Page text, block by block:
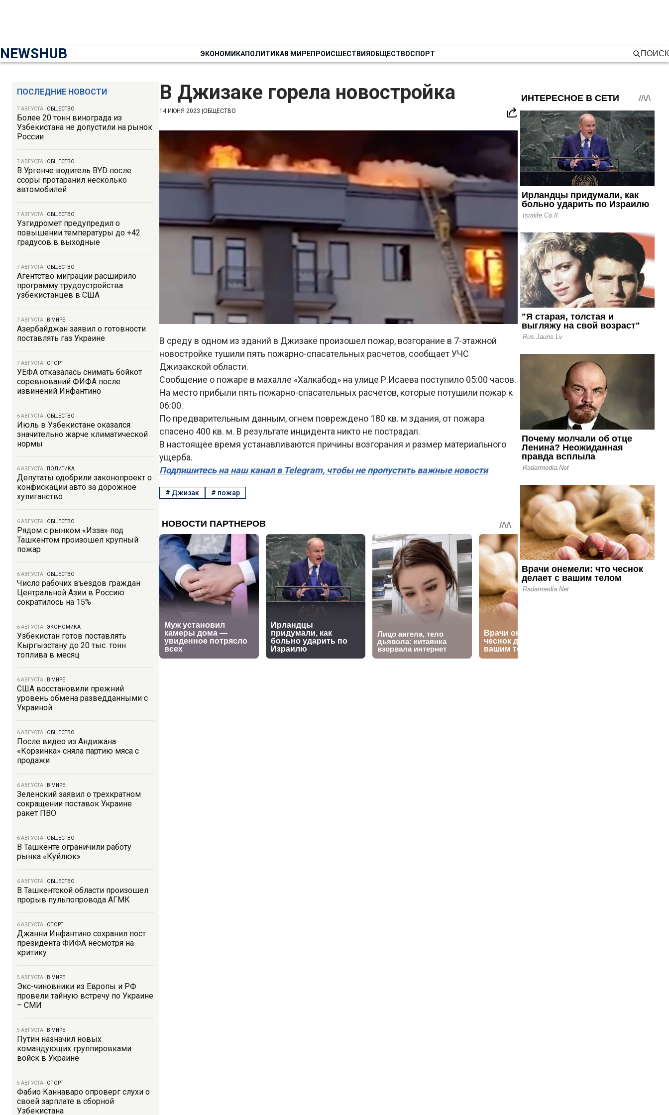
NEWSHUB ЭКОНОМИКАПОЛИТИКАВ МИРЕПРОИСШЕСТВИЯОБЩЕСТВОСПОРТ ПОИСК
ПОСЛЕДНИЕ НОВОСТИ
7 АВГУСТА ОБЩЕСТВО
Более 20 тонн винограда из
Узбекистана не допустили на рынок
России
7 АВГУСТА ОБЩЕСТВО
В Ургенче водитель BYD после
ссоры протаранил несколько
автомобилей
7 АВГУСТА ОБЩЕСТВО
Узгидромет предупредил о
повышении температуры до +42
градусов в выходные
7 АВГУСТА ОБЩЕСТВО
Агентство миграции расширило
программу трудоустройства
узбекистанцев в США
7 АВГУСТА В МИРЕ
Азербайджан заявил о готовности
поставлять газ Украине
7 АВГУСТА СПОРТ
УЕФА отказалась снимать бойкот
соревнований ФИФА после
извинений Инфантино
6 АВГУСТА ОБЩЕСТВО
Июль в Узбекистане оказался
значительно жарче климатической
нормы
6 АВГУСТА ПОЛИТИКА
Депутаты одобрили законопроект о
конфискации авто за дорожное
хулиганство
6 АВГУСТА ОБЩЕСТВО
Рядом с рынком «Изза» под
Ташкентом произошел крупный
пожар
6 АВГУСТА ОБЩЕСТВО
Число рабочих въездов граждан
Центральной Азии в Россию
сократилось на 15%
6 АВГУСТА ЭКОНОМИКА
Узбекистан готов поставлять
Кыргызстану до 20 тыс. тонн
топлива в месяц
6 АВГУСТА В МИРЕ
США восстановили прежний
уровень обмена разведданными с
Украиной
6 АВГУСТА ОБЩЕСТВО
После видео из Андижана
«Корзинка» сняла партию мяса с
продажи
6 АВГУСТА В МИРЕ
Зеленский заявил о трехкратном
сокращении поставок Украине
ракет ПВО
6 АВГУСТА ОБЩЕСТВО
В Ташкенте ограничили работу
рынка «Куйлюк»
6 АВГУСТА ОБЩЕСТВО
В Ташкентской области произошел
прорыв пульпопровода АГМК
6 АВГУСТА СПОРТ
Джанни Инфантино сохранил пост
президента ФИФА несмотря на
критику
5 АВГУСТА В МИРЕ
Экс-чиновники из Европы и РФ
провели тайную встречу по Украине
– СМИ
5 АВГУСТА В МИРЕ
Путин назначил новых
командующих группировками
войск в Украине
5 АВГУСТА СПОРТ
Фабио Каннаваро опроверг слухи о
своей зарплате в сборной
Узбекистана
В Джизаке горела новостройка
14 ИЮНЯ 2023 ОБЩЕСТВО
В среду в одном из зданий в Джизаке произошел пожар, возгорание в 7-этажной
новостройке тушили пять пожарно-спасательных расчетов, сообщает УЧС
Джизакской области.
Сообщение о пожаре в махалле «Халкабод» на улице Р.Исаева поступило 05:00 часов.
На место прибыли пять пожарно-спасательных расчетов, которые потушили пожар к
06:00.
По предварительным данным, огнем повреждено 180 кв. м здания, от пожара
спасено 400 кв. м. В результате инцидента никто не пострадал.
В настоящее время устанавливаются причины возгорания и размер материального
ущерба.
Подпишитесь на наш канал в Telegram, чтобы не пропустить важные новости
# Джизак # пожар